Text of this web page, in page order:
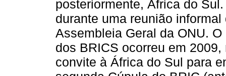
posteriormente, África do
durante uma reunião
Assembleia Geral da ONU.
dos BRICS ocorreu em
convite à África do Sul para